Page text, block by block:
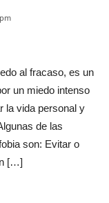
al fracaso, es un
un miedo intenso
la vida personal y
de las
son: Evitar o
[…]